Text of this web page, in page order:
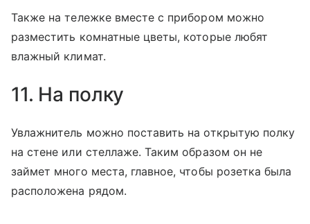
Также на тележке вместе с прибором можно
разместить комнатные цветы, которые любят
влажный климат.
11. На полку
Увлажнитель можно поставить на открытую полку
на стене или стеллаже. Таким образом он не
займет много места, главное, чтобы розетка была
расположена рядом.